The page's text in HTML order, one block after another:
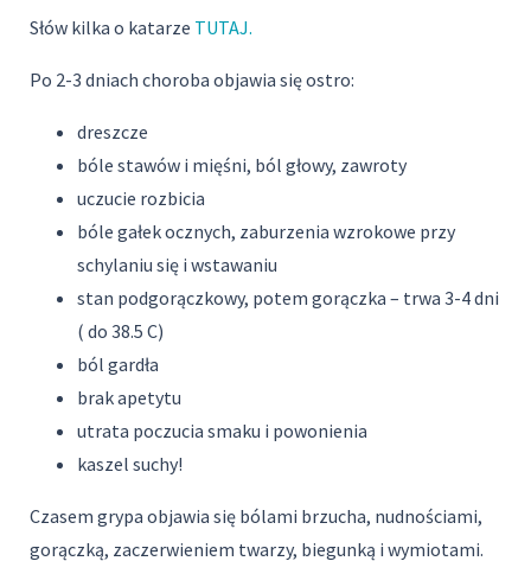
Słów kilka o katarze TUTAJ.
Po 2-3 dniach choroba objawia się ostro:
dreszcze
bóle stawów i mięśni, ból głowy, zawroty
uczucie rozbicia
bóle gałek ocznych, zaburzenia wzrokowe przy
schylaniu się i wstawaniu
stan podgorączkowy, potem gorączka – trwa 3-4 dni
( do 38.5 C)
ból gardła
brak apetytu
utrata poczucia smaku i powonienia
kaszel suchy!
Czasem grypa objawia się bólami brzucha, nudnościami,
gorączką, zaczerwieniem twarzy, biegunką i wymiotami.